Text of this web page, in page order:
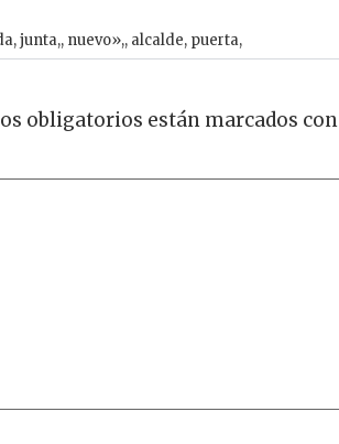
,junta,, nuevo»,, alcalde, puerta,
obligatorios están marcados con